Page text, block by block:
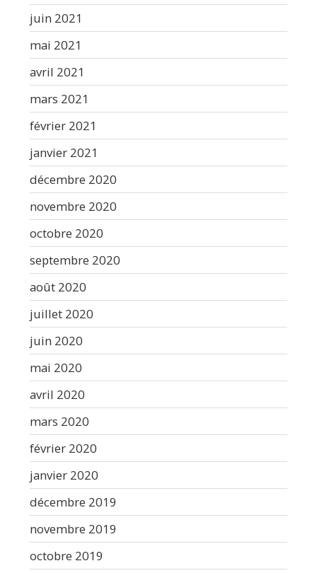
juin 2021
mai 2021
avril 2021
mars 2021
février 2021
janvier 2021
décembre 2020
novembre 2020
octobre 2020
septembre 2020
août 2020
juillet 2020
juin 2020
mai 2020
avril 2020
mars 2020
février 2020
janvier 2020
décembre 2019
novembre 2019
octobre 2019